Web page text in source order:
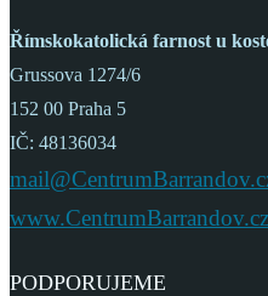
Římskokatolická farnost u
Grussova 1274/6
152 00 Praha 5
IČ: 48136034
www.CentrumBarrandov.cz
PODPORUJEME